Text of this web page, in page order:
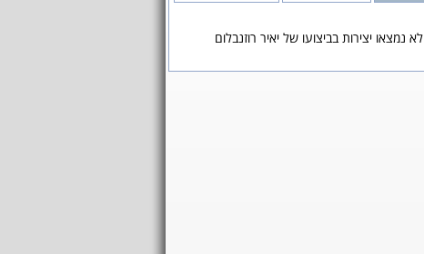
לא נמצאו יצירות בביצועו של יאיר רוזנבלום